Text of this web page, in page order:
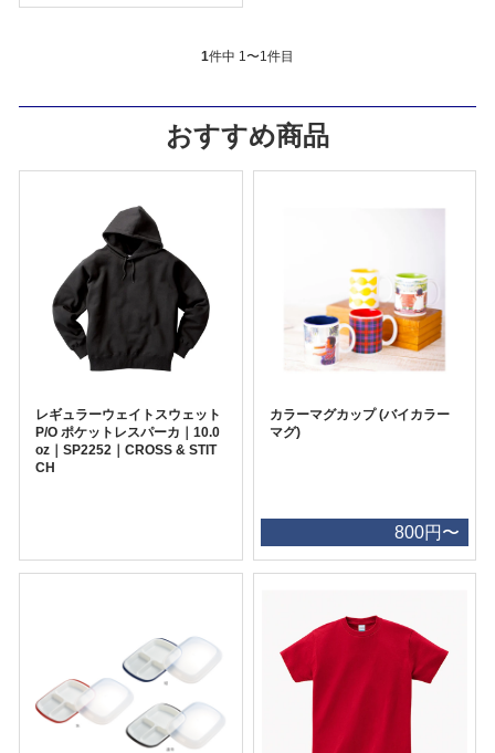
1件中 1〜1件目
おすすめ商品
レギュラーウェイトスウェット
P/O ポケットレスパーカ｜10.0
oz｜SP2252｜CROSS & STIT
CH
カラーマグカップ (バイカラー
マグ)
800円〜